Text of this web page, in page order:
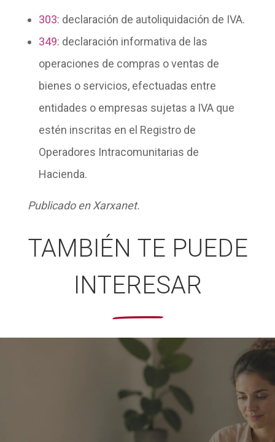
303: declaración de autoliquidación de IVA.
349: declaración informativa de las
operaciones de compras o ventas de
bienes o servicios, efectuadas entre
entidades o empresas sujetas a IVA que
estén inscritas en el Registro de
Operadores Intracomunitarias de
Hacienda.
Publicado en Xarxanet.
TAMBIÉN TE PUEDE
INTERESAR